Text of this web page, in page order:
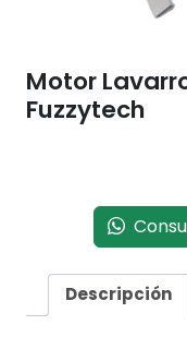
Motor
Fuzzytech
Descripción